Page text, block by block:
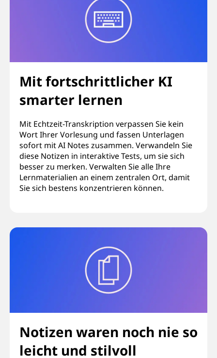
Mit fortschrittlicher KI
smarter lernen
Mit Echtzeit-Transkription verpassen Sie kein
Wort Ihrer Vorlesung und fassen Unterlagen
sofort mit AI Notes zusammen. Verwandeln Sie
diese Notizen in interaktive Tests, um sie sich
besser zu merken. Verwalten Sie alle Ihre
Lernmaterialien an einem zentralen Ort, damit
Sie sich bestens konzentrieren können.
Notizen waren noch nie so
leicht und stilvoll